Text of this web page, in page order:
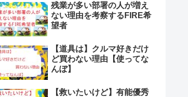
残業が多い部署の人が増え
ない理由を考察するFIRE希
望者
【道具は】クルマ好きだけ
ど買わない理由【使ってな
んぼ】
【救いたいけど】有能優秀